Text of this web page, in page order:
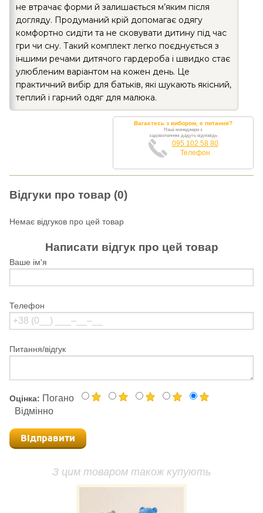
не втрачає форми й залишається м’яким після
догляду. Продуманий крій допомагає одягу
комфортно сидіти та не сковувати дитину під час
гри чи сну. Такий комплект легко поєднується з
іншими речами дитячого гардероба і швидко стає
улюбленим варіантом на кожен день. Це
практичний вибір для батьків, які шукають якісний,
теплий і гарний одяг для малюка.
Вагаєтесь з вибором, є питання?
Наші менеджери з
задоволенням дадуть відповідь
095 102 58 80
Телефон
Відгуки про товар (0)
Немає відгуков про цей товар
Написати відгук про цей товар
Ваше ім'я
Телефон
Питання/відгук
Оцінка: Погано
Відмінно
Відправити
З цим товаром також купують